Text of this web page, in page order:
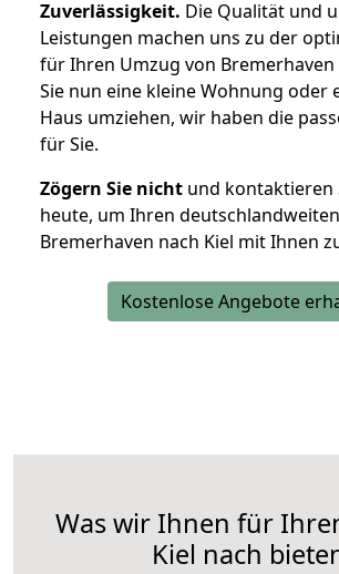
Zuverlässigkeit. Die Qualität und
Leistungen machen uns zu der
für Ihren Umzug von Bremerhaven
Sie nun eine kleine Wohnung oder
Haus umziehen, wir haben die
für Sie.
Zögern Sie nicht und kontaktieren
heute, um Ihren
Bremerhaven nach Kiel mit Ihnen
Kostenlose Angebote
Was wir Ihnen für
Kiel nach